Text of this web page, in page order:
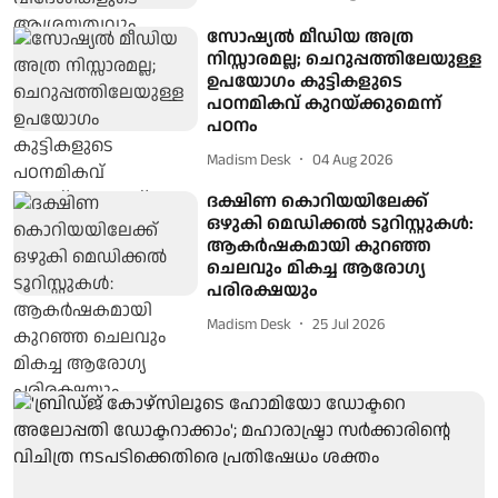
സോഷ്യല്‍ മീഡിയ അത്ര
നിസ്സാരമല്ല; ചെറുപ്പത്തിലേയുള്ള
ഉപയോഗം കുട്ടികളുടെ
പഠനമികവ് കുറയ്ക്കുമെന്ന്
പഠനം
Madism Desk 04 Aug 2026
ദക്ഷിണ കൊറിയയിലേക്ക്
ഒഴുകി മെഡിക്കൽ ടൂറിസ്റ്റുകൾ:
ആകർഷകമായി കുറഞ്ഞ
ചെലവും മികച്ച ആരോഗ്യ
പരിരക്ഷയും
Madism Desk 25 Jul 2026